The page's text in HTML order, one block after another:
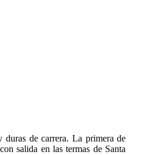
duras de carrera. La primera de
salida en las termas de Santa